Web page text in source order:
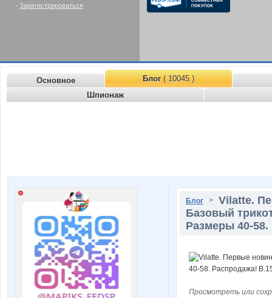
- Зарегистрироваться
Основное Блог( 10045 )
Шпионаж
Блог > Vilatte.
Базовый
Размеры 40-
Просмотреть или